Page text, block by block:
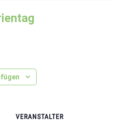
VERANSTALTER